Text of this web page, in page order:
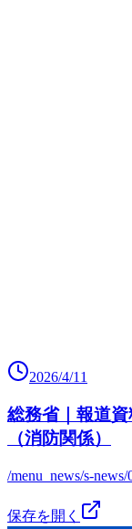
2026/4/11
総務省｜報道
（消防関係）
/menu_news/s-
保存を開く